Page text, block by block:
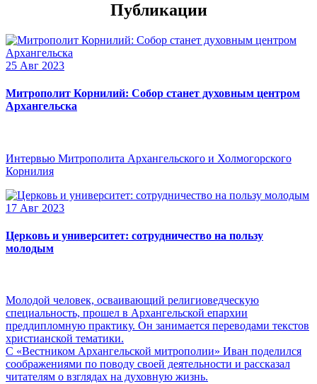
Публикации
25 Авг 2023
Митрополит Корнилий: Собор станет духовным центром
Архангельска
Интервью Митрополита Архангельского и Холмогорского
Корнилия
17 Авг 2023
Церковь и университет: сотрудничество на пользу
молодым
Молодой человек, осваивающий религиоведческую
специальность, прошел в Архангельской епархии
преддипломную практику. Он занимается переводами текстов
христианской тематики.
С «Вестником Архангельской митрополии» Иван поделился
соображениями по поводу своей деятельности и рассказал
читателям о взглядах на духовную жизнь.